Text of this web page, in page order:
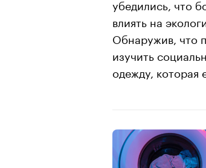
убедились, что
влиять на
Обнаружив, что
изучить
одежду, которая